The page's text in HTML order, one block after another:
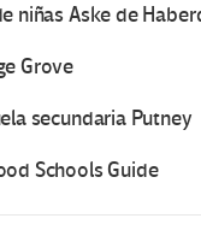
niñas Aske de
Grove
secundaria Putney
Schools Guide